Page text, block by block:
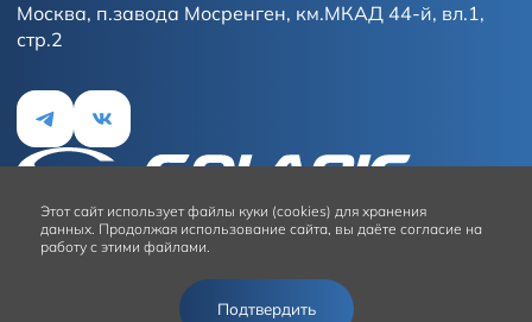
Москва, п.завода Мосренген, км.МКАД 44-й, вл.1,
стр.2
Условия использования сайта
Этот сайт использует файлы куки (cookies) для хранения
данных. Продолжая использование сайта, вы даёте согласие на
работу с этими файлами.
Подтвердить